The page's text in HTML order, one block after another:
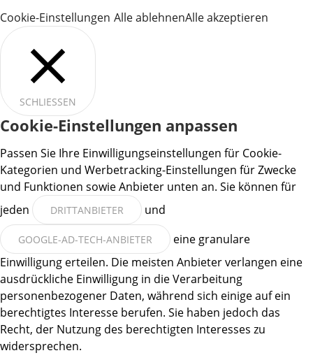
Cookie-Einstellungen Alle ablehnenAlle akzeptieren
SCHLIESSEN
Cookie-Einstellungen anpassen
Passen Sie Ihre Einwilligungseinstellungen für Cookie-
Kategorien und Werbetracking-Einstellungen für Zwecke
und Funktionen sowie Anbieter unten an. Sie können für
jeden
DRITTANBIETER und
GOOGLE-AD-TECH-ANBIETER
eine granulare
Einwilligung erteilen. Die meisten Anbieter verlangen eine
ausdrückliche Einwilligung in die Verarbeitung
personenbezogener Daten, während sich einige auf ein
berechtigtes Interesse berufen. Sie haben jedoch das
Recht, der Nutzung des berechtigten Interesses zu
widersprechen.